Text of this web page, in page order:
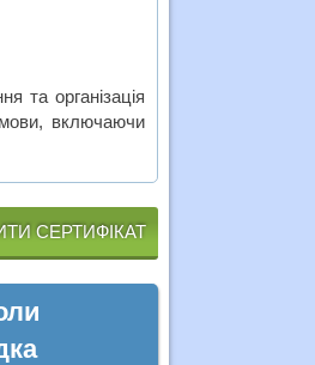
та організація
включаючи
СЕРТИФІКАТ